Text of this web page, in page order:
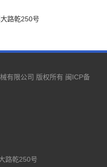
路乾250号
有限公司 版权所有 闽ICP备
路乾250号